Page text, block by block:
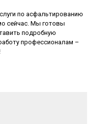
по асфальтированию
сейчас. Мы готовы
подробную
профессионалам –